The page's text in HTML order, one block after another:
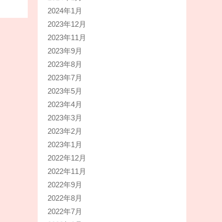
2024年1月
2023年12月
2023年11月
2023年9月
2023年8月
2023年7月
2023年5月
2023年4月
2023年3月
2023年2月
2023年1月
2022年12月
2022年11月
2022年9月
2022年8月
2022年7月